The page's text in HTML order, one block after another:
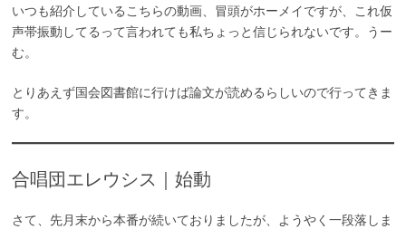
いつも紹介しているこちらの動画、冒頭がホーメイですが、これ仮
声帯振動してるって言われても私ちょっと信じられないです。うー
む。
とりあえず国会図書館に行けば論文が読めるらしいので行ってきま
す。
合唱団エレウシス｜始動
さて、先月末から本番が続いておりましたが、ようやく一段落しま